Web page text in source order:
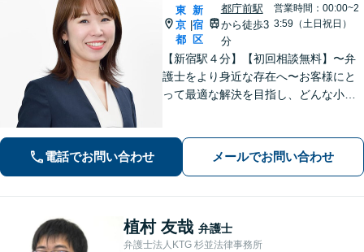
東
京
都
|
新
宿
区
都庁前駅
から徒歩3
分
営業時間：00:00~2
3:59（土日祝日）
【新宿駅４分】【初回相談無料】〜弁
護士をより身近な存在へ〜お客様にと
って最適な解決を目指し、どんな小さ
い経験を豊富に有するほか、企業法務
にも注力しています。
電話でお問い合わせ メールでお問い合わせ
植村 友哉 弁護士
弁護士法人KTG 杉並法律事務所